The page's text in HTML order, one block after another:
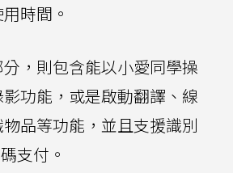
時間。
，則包含能以小愛同學操
功能，或是啟動翻譯、線
品等功能，並且支援識別
支付。